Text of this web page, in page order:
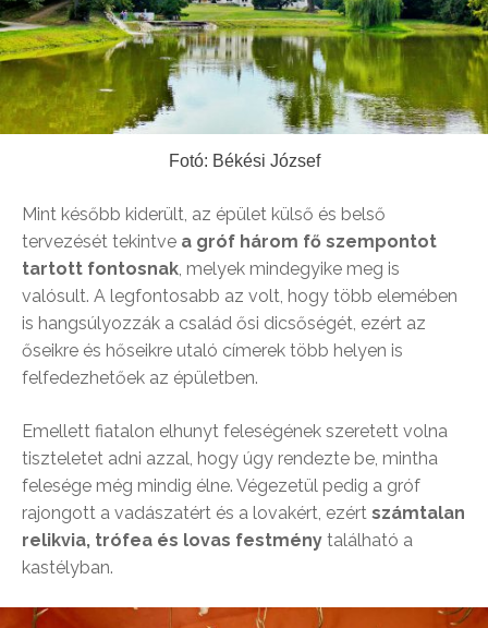
Fotó: Békési József
Mint később kiderült, az épület külső és belső
tervezését tekintve a gróf három fő szempontot
tartott fontosnak, melyek mindegyike meg is
valósult. A legfontosabb az volt, hogy több elemében
is hangsúlyozzák a család ősi dicsőségét, ezért az
őseikre és hőseikre utaló címerek több helyen is
felfedezhetőek az épületben.
Emellett fiatalon elhunyt feleségének szeretett volna
tiszteletet adni azzal, hogy úgy rendezte be, mintha
felesége még mindig élne. Végezetül pedig a gróf
rajongott a vadászatért és a lovakért, ezért számtalan
relikvia, trófea és lovas festmény található a
kastélyban.